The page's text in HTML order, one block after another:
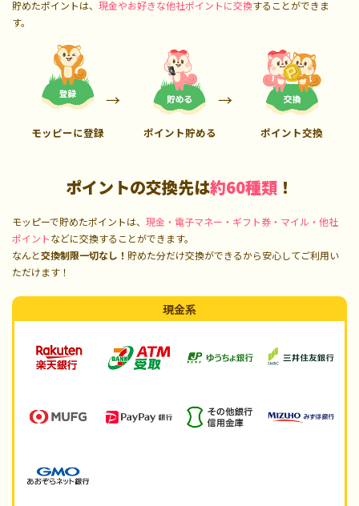
貯めたポイントは、 現金やお好きな他社ポイントに交換することができま
す。
モッピーに登録 ポイント貯める ポイント交換
ポイントの交換先は約60種類 ！
モッピーで貯めたポイントは、 現金・電子マネー・ギフト券・マイル・他社
ポイントなどに交換することができます。
なんと交換制限一切なし！ 貯めた分だけ交換ができるから安心してご利用い
ただけます！
現金系